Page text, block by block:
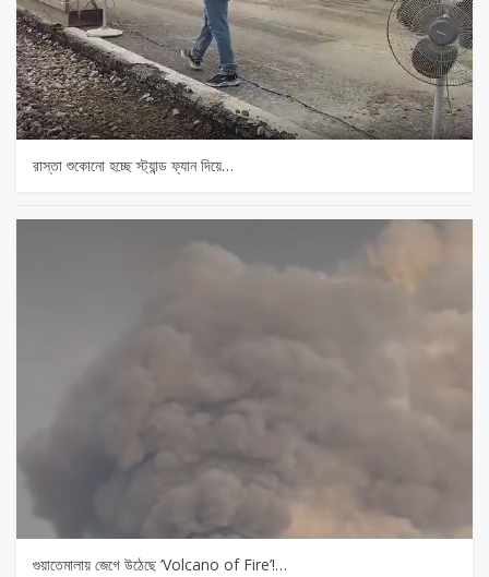
রাস্তা শুকোনো হচ্ছে স্ট্যান্ড ফ্যান দিয়ে…
গুয়াতেমালায় জেগে উঠেছে ‘Volcano of Fire’!…